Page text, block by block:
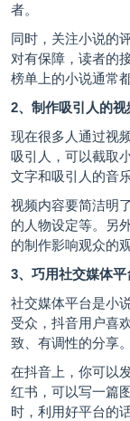
者。
同时，关注小说的
对有保障，读者的
榜单上的小说通常
2、制作吸引人的视
现在很多人通过视
吸引人，可以截取
文字和吸引人的音
视频内容要简洁明
的人物设定等。另
的制作影响观众的
3、巧用社交媒体平
社交媒体平台是小
受众，抖音用户喜
致、有调性的分享。
在抖音上，你可以
红书，可以写一篇
时，利用好平台的